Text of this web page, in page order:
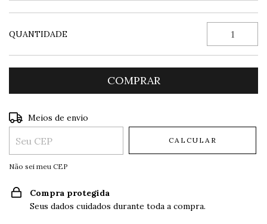
QUANTIDADE
Entregas para o CEP:
Meios de envio
CALCULAR
Não sei meu CEP
Compra protegida
Seus dados cuidados durante toda a compra.